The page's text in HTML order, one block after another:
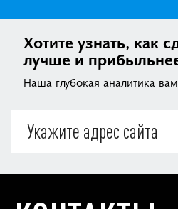
Хотите узнать, как
лучше и
Наша глубокая аналитика